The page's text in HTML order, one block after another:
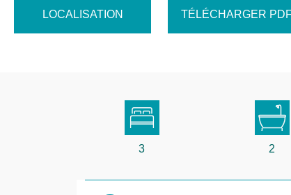
LOCALISATION TÉLÉCHARGER
3 2